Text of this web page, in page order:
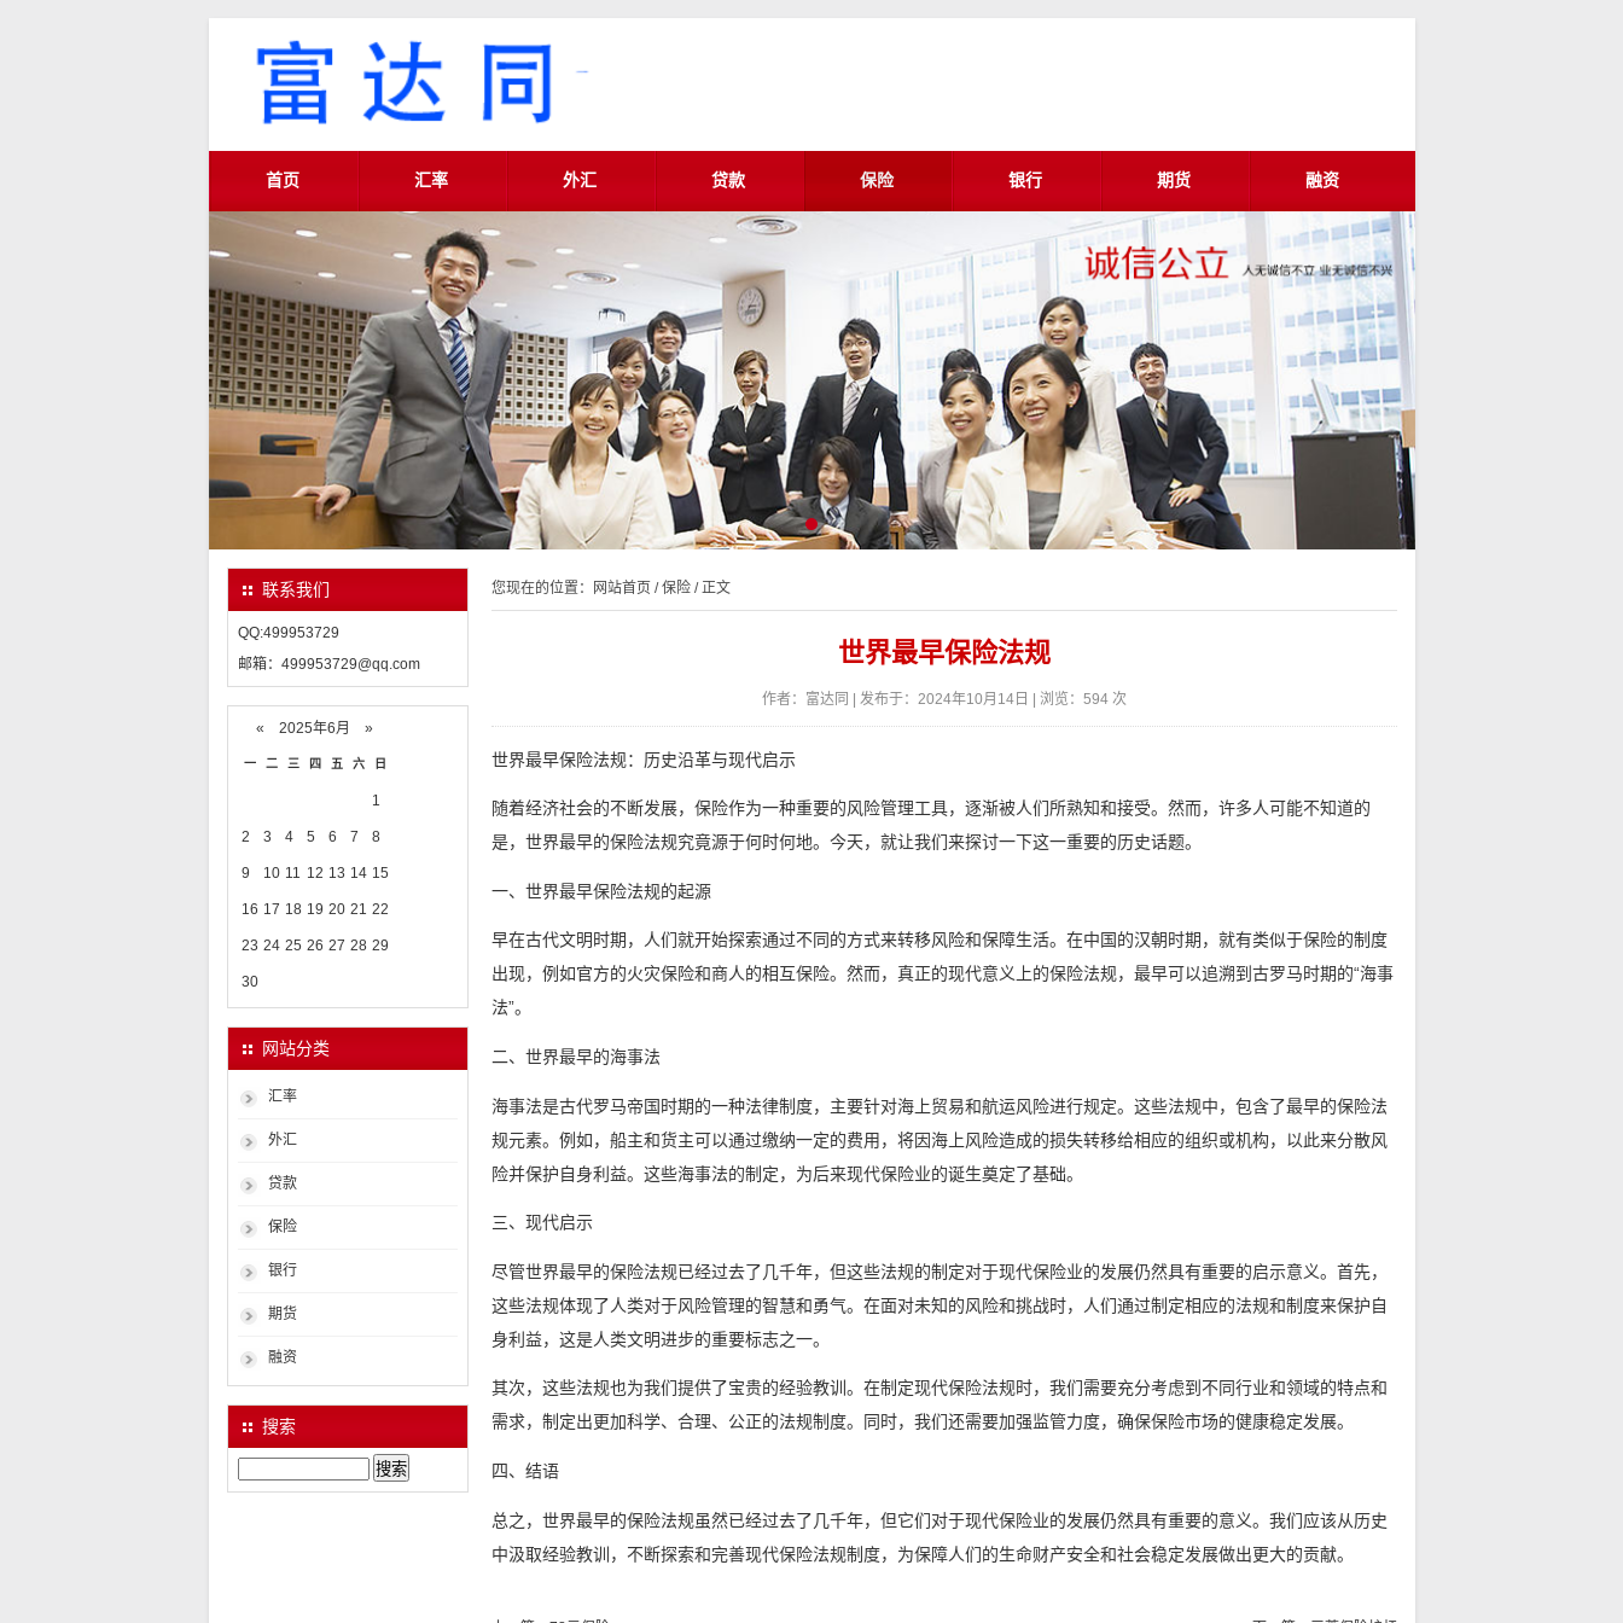
首页 汇率 外汇 贷款 保险 银行 期货 融资
联系我们
QQ:499953729
邮箱：499953729@qq.com
« 2025年6月 »
一 二 三 四 五 六 日
1
2 3 4 5 6 7 8
9 10 11 12 13 14 15
16 17 18 19 20 21 22
23 24 25 26 27 28 29
30
网站分类
汇率
外汇
贷款
保险
银行
期货
融资
搜索
您现在的位置： 网站首页 /保险/ 正文
世界最早保险法规
作者：富达同 | 发布于：2024年10月14日 | 浏览：594 次
世界最早保险法规：历史沿革与现代启示
随着经济社会的不断发展，保险作为一种重要的风险管理工具，逐渐被人们所熟知和接受。然而，许多人可能不知道的
是，世界最早的保险法规究竟源于何时何地。今天，就让我们来探讨一下这一重要的历史话题。
一、世界最早保险法规的起源
早在古代文明时期，人们就开始探索通过不同的方式来转移风险和保障生活。在中国的汉朝时期，就有类似于保险的制度
出现，例如官方的火灾保险和商人的相互保险。然而，真正的现代意义上的保险法规，最早可以追溯到古罗马时期的“海事
法”。
二、世界最早的海事法
海事法是古代罗马帝国时期的一种法律制度，主要针对海上贸易和航运风险进行规定。这些法规中，包含了最早的保险法
规元素。例如，船主和货主可以通过缴纳一定的费用，将因海上风险造成的损失转移给相应的组织或机构，以此来分散风
险并保护自身利益。这些海事法的制定，为后来现代保险业的诞生奠定了基础。
三、现代启示
尽管世界最早的保险法规已经过去了几千年，但这些法规的制定对于现代保险业的发展仍然具有重要的启示意义。首先，
这些法规体现了人类对于风险管理的智慧和勇气。在面对未知的风险和挑战时，人们通过制定相应的法规和制度来保护自
身利益，这是人类文明进步的重要标志之一。
其次，这些法规也为我们提供了宝贵的经验教训。在制定现代保险法规时，我们需要充分考虑到不同行业和领域的特点和
需求，制定出更加科学、合理、公正的法规制度。同时，我们还需要加强监管力度，确保保险市场的健康稳定发展。
四、结语
总之，世界最早的保险法规虽然已经过去了几千年，但它们对于现代保险业的发展仍然具有重要的意义。我们应该从历史
中汲取经验教训，不断探索和完善现代保险法规制度，为保障人们的生命财产安全和社会稳定发展做出更大的贡献。